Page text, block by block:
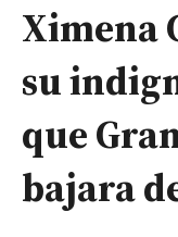
Ximena
su
que
bajara